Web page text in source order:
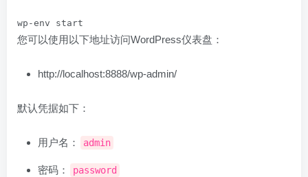
wp-env start
您可以使用以下地址访问WordPress仪表盘：
http://localhost:8888/wp-admin/
默认凭据如下：
用户名： admin
密码： password